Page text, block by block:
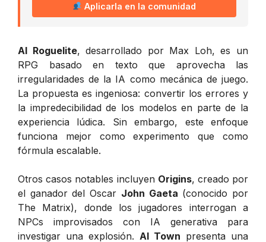
Aplicarla en la comunidad
AI Roguelite, desarrollado por Max Loh, es un
RPG basado en texto que aprovecha las
irregularidades de la IA como mecánica de juego.
La propuesta es ingeniosa: convertir los errores y
la impredecibilidad de los modelos en parte de la
experiencia lúdica. Sin embargo, este enfoque
funciona mejor como experimento que como
fórmula escalable.
Otros casos notables incluyen Origins, creado por
el ganador del Oscar John Gaeta (conocido por
The Matrix), donde los jugadores interrogan a
NPCs improvisados con IA generativa para
investigar una explosión. AI Town presenta una